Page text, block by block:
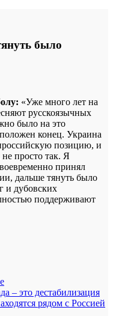
было
«Уже много лет на
русскоязычных
было на это
конец. Украина
позицию, и
просто так. Я
принял
дальше тянуть было
и дубовских
поддерживают
– это дестабилизация
рядом с Россией